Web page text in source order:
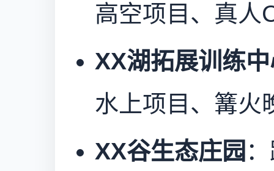
高空项目、真人
XX湖拓展训练
水上项目、篝火
XX谷生态庄园